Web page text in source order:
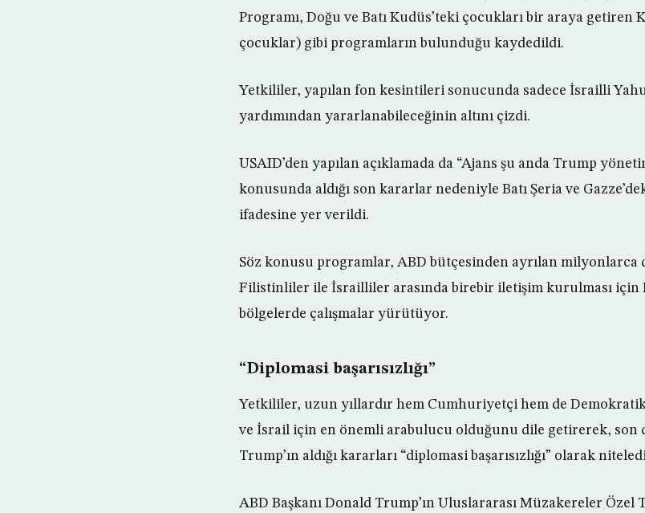
Programı, Doğu ve Batı Kudüs’teki çocukları bir araya getiren
çocuklar) gibi programların bulunduğu kaydedildi.
Yetkililer, yapılan fon kesintileri sonucunda sadece İsrailli
yardımından yararlanabileceğinin altını çizdi.
USAID’den yapılan açıklamada da “Ajans şu anda Trump
konusunda aldığı son kararlar nedeniyle Batı Şeria ve
ifadesine yer verildi.
Söz konusu programlar, ABD bütçesinden ayrılan milyonlarca
Filistinliler ile İsrailliler arasında birebir iletişim kurulması için
bölgelerde çalışmalar yürütüyor.
“Diplomasi başarısızlığı”
Yetkililer, uzun yıllardır hem Cumhuriyetçi hem de
ve İsrail için en önemli arabulucu olduğunu dile getirerek, son
Trump’ın aldığı kararları “diplomasi başarısızlığı” olarak
ABD Başkanı Donald Trump’ın Uluslararası Müzakereler Özel